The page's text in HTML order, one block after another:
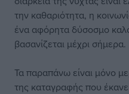
την καθαριότητα, η
ένα αφόρητα δύσοσμο
βασανίζεται μέχρι σήμερα.
Τα παραπάνω είναι μόνο
της καταγραφής που